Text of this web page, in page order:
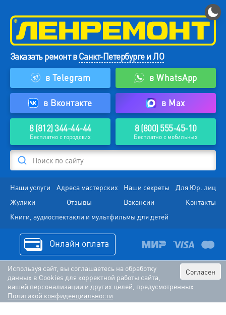
Заказать ремонт вСанкт-Петербурге и ЛО
в Telegram
в WhatsApp
в Вконтакте в Max
8 (812) 344-44-44
Бесплатно с городских
8 (800) 555-45-10
Бесплатно с мобильных
Поиск по сайту
Наши услуги Адреса мастерских Наши секреты
Для Юр. лиц
Жулики
Отзывы Вакансии
Контакты
Книги, аудиоспектакли и мультфильмы для детей
Онлайн оплата
Согласен
Используя сайт, вы соглашаетесь на обработку
данных в Cookies для корректной работы сайта,
вашей персонализации и других целей, предусмотренных
Политикой конфиденциальности